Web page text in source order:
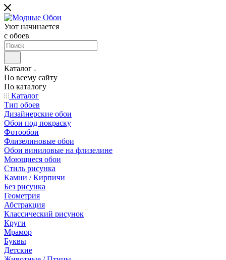
Уют начинается
c обоев
Каталог
По всему сайту
По каталогу
Каталог
Тип обоев
Дизайнерские обои
Обои под покраску
Фотообои
Флизелиновые обои
Обои виниловые на флизелине
Моющиеся обои
Стиль рисунка
Камни / Кирпичи
Без рисунка
Геометрия
Абстракция
Классический рисунок
Круги
Мрамор
Буквы
Детские